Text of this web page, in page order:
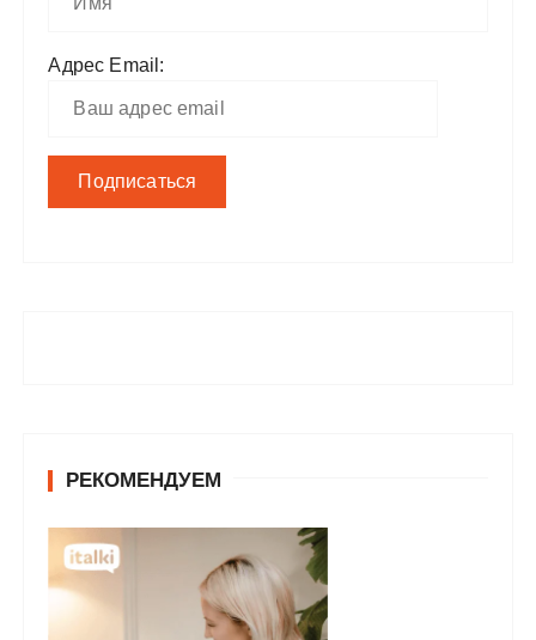
Адрес Email:
РЕКОМЕНДУЕМ